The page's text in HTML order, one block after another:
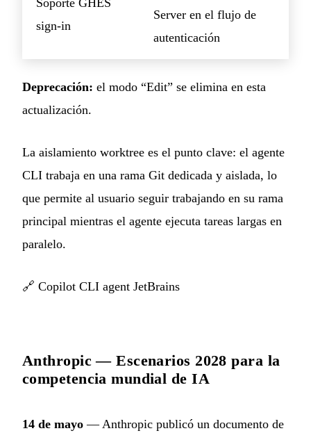
sign-in
Server en el flujo de
autenticación
Deprecación: el modo “Edit” se elimina en esta
actualización.
La aislamiento worktree es el punto clave: el agente
CLI trabaja en una rama Git dedicada y aislada, lo
que permite al usuario seguir trabajando en su rama
principal mientras el agente ejecuta tareas largas en
paralelo.
🔗 Copilot CLI agent JetBrains
Anthropic — Escenarios 2028 para la
competencia mundial de IA
14 de mayo — Anthropic publicó un documento de